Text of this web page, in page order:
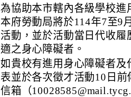
為協助本市轄內各級學校進
本府勞動局將於114年7至9
活動，並於活動當日代收
適之身心障礙者。
如貴校有進用身心障礙者
表並於各次徵才活動10日
信箱（